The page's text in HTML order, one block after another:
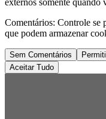
externos somente quando
Comentários: Controle se
que podem armazenar
Sem Comentários
Aceitar Tudo